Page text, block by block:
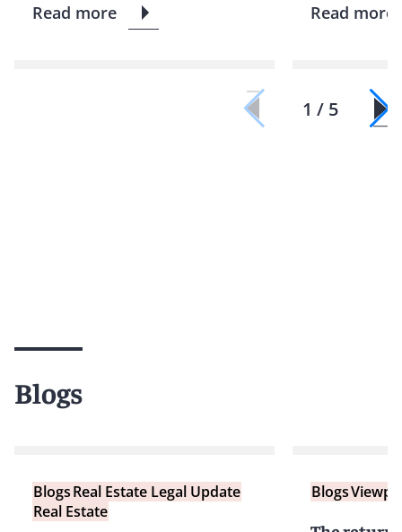
Read more Read more
1 / 5
Blogs
BlogsReal Estate Legal Update
Real Estate
Blogs